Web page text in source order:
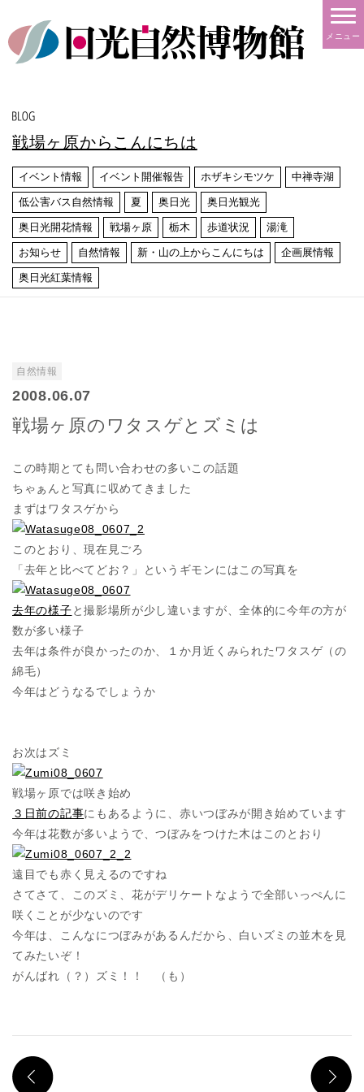
メニュー
戦場ヶ原からこんにちは
イベント情報 イベント開催報告 ホザキシモツケ 中禅寺湖
低公害バス自然情報 夏 奥日光 奥日光観光
奥日光開花情報 戦場ヶ原 栃木 歩道状況 湯滝
お知らせ 自然情報 新・山の上からこんにちは 企画展情報
奥日光紅葉情報
自然情報
2008.06.07
戦場ヶ原のワタスゲとズミは
この時期とても問い合わせの多いこの話題
ちゃぁんと写真に収めてきました
まずはワタスゲから
このとおり、現在見ごろ
「去年と比べてどお？」というギモンにはこの写真を
去年の様子と撮影場所が少し違いますが、全体的に今年の方が
数が多い様子
去年は条件が良かったのか、１か月近くみられたワタスゲ（の
綿毛）
今年はどうなるでしょうか
お次はズミ
戦場ヶ原では咲き始め
３日前の記事にもあるように、赤いつぼみが開き始めています
今年は花数が多いようで、つぼみをつけた木はこのとおり
遠目でも赤く見えるのですね
さてさて、このズミ、花がデリケートなようで全部いっぺんに
咲くことが少ないのです
今年は、こんなにつぼみがあるんだから、白いズミの並木を見
てみたいぞ！
がんばれ（？）ズミ！！ （も）